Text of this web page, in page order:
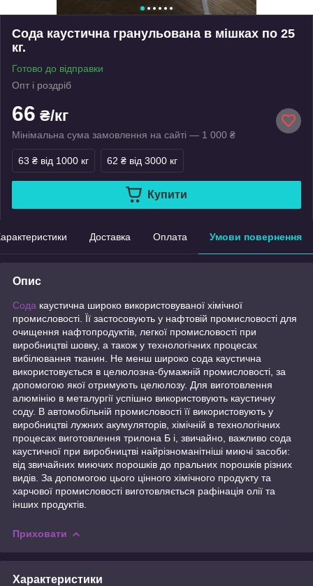
Сода каустична гранульована в мішках по 25
кг.
Готово до відправки
Опт і роздріб
66 ₴/кг
Мінімальна сума замовлення на сайті — 1 000 ₴
63 ₴ від 1000 кг 62 ₴ від 3000 кг
Купити
Доставка Оплата Умови повернення
Опис
Сода каустична широко використовуваної хімічної
промисловості. Її застосовують у нафтовій промисловості для
очищення нафтопродуктів, легкої промисловості при
виробництві шовку, а також у технологічних процесах
вибілювання тканин. Не менш широко сода каустична
використовується в целюлозна-бумажній промисловості, за
допомогою якої отримують целюлозу. Для виготовлення
алюмінію в металургії успішно використовують каустичну
соду. В автомобільній промисловості її використовують у
виробництві лужних акумуляторів, хімічній в технологічних
процесах виготовлення трилона Б і, звичайно, важливо сода
каустичної при виробництві найрізноманітніші миючі засоби:
від звичайних миючих порошків до пральних порошків різних
видів. За допомогою цього цінного хімічного продукту та
харчової промисловості виготовляється рафінація олії та
інших продуктів.
Приховати
Характеристики